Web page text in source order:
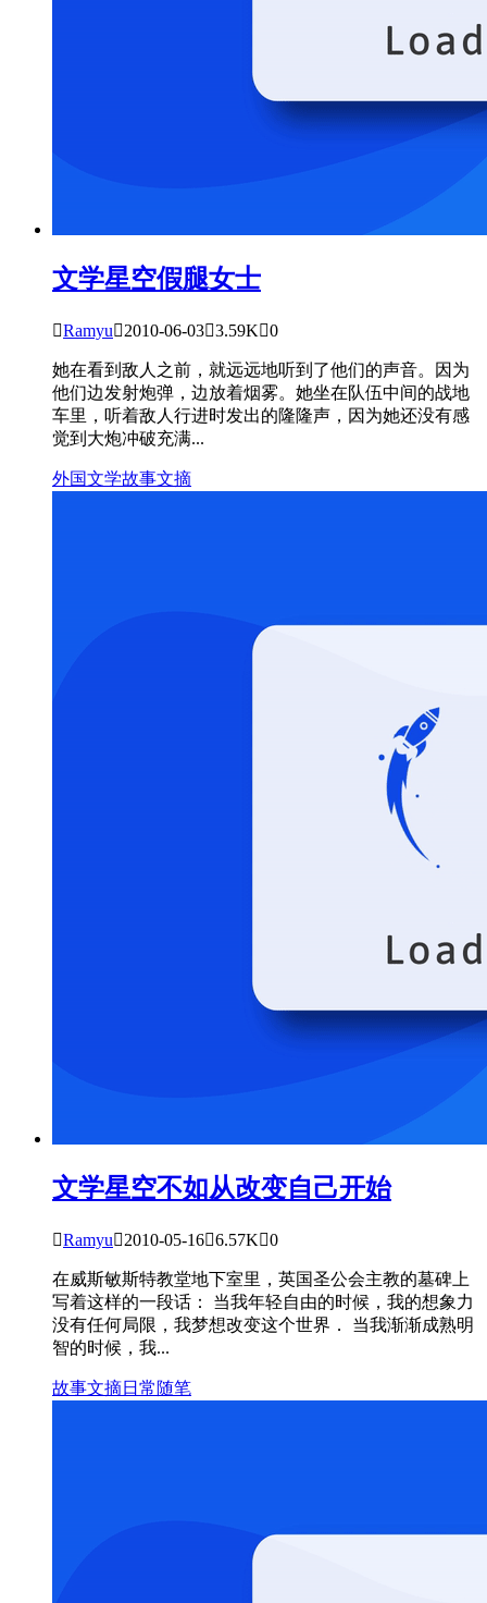
文学星空假腿女士
Ramyu2010-06-033.59K0
她在看到敌人之前，就远远地听到了他们的声音。因为
他们边发射炮弹，边放着烟雾。她坐在队伍中间的战地
车里，听着敌人行进时发出的隆隆声，因为她还没有感
觉到大炮冲破充满...
外国文学故事文摘
文学星空不如从改变自己开始
Ramyu2010-05-166.57K0
在威斯敏斯特教堂地下室里，英国圣公会主教的墓碑上
写着这样的一段话： 当我年轻自由的时候，我的想象力
没有任何局限，我梦想改变这个世界． 当我渐渐成熟明
智的时候，我...
故事文摘日常 随笔